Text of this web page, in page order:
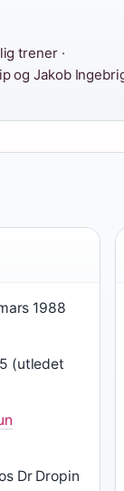
trener ·
og Jakob
1988
(utledet
Dr Dropin